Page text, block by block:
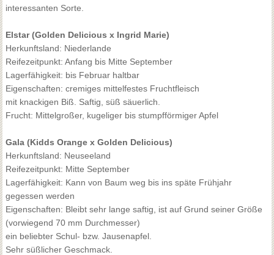
interessanten Sorte.
Elstar (Golden Delicious x Ingrid Marie)
Herkunftsland: Niederlande
Reifezeitpunkt: Anfang bis Mitte September
Lagerfähigkeit: bis Februar haltbar
Eigenschaften: cremiges mittelfestes Fruchtfleisch
mit knackigen Biß. Saftig, süß säuerlich.
Frucht: Mittelgroßer, kugeliger bis stumpfförmiger Apfel
Gala (Kidds Orange x Golden Delicious)
Herkunftsland: Neuseeland
Reifezeitpunkt: Mitte September
Lagerfähigkeit: Kann von Baum weg bis ins späte Frühjahr
gegessen werden
Eigenschaften: Bleibt sehr lange saftig, ist auf Grund seiner Größe
(vorwiegend 70 mm Durchmesser)
ein beliebter Schul- bzw. Jausenapfel.
Sehr süßlicher Geschmack.